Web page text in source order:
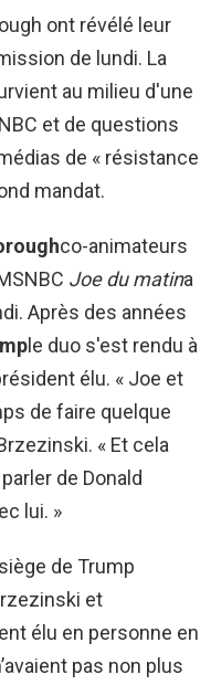
ont révélé leur
de lundi. La
au milieu d'une
et de questions
de « résistance
mandat.
co-animateurs
Joe du matina
Après des années
le duo s'est rendu à
élu. « Joe et
de faire quelque
« Et cela
de Donald
lui. »
de Trump
et
élu en personne en
pas non plus